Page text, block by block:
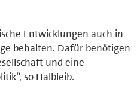
Entwicklungen auch in
behalten. Dafür benötigen
und eine
so Halbleib.